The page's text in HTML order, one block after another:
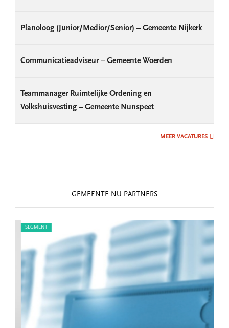
Planoloog (Junior/Medior/Senior) – Gemeente Nijkerk
Communicatieadviseur – Gemeente Woerden
Teammanager Ruimtelijke Ordening en
Volkshuisvesting – Gemeente Nunspeet
MEER VACATURES
GEMEENTE.NU PARTNERS
SEGMENT